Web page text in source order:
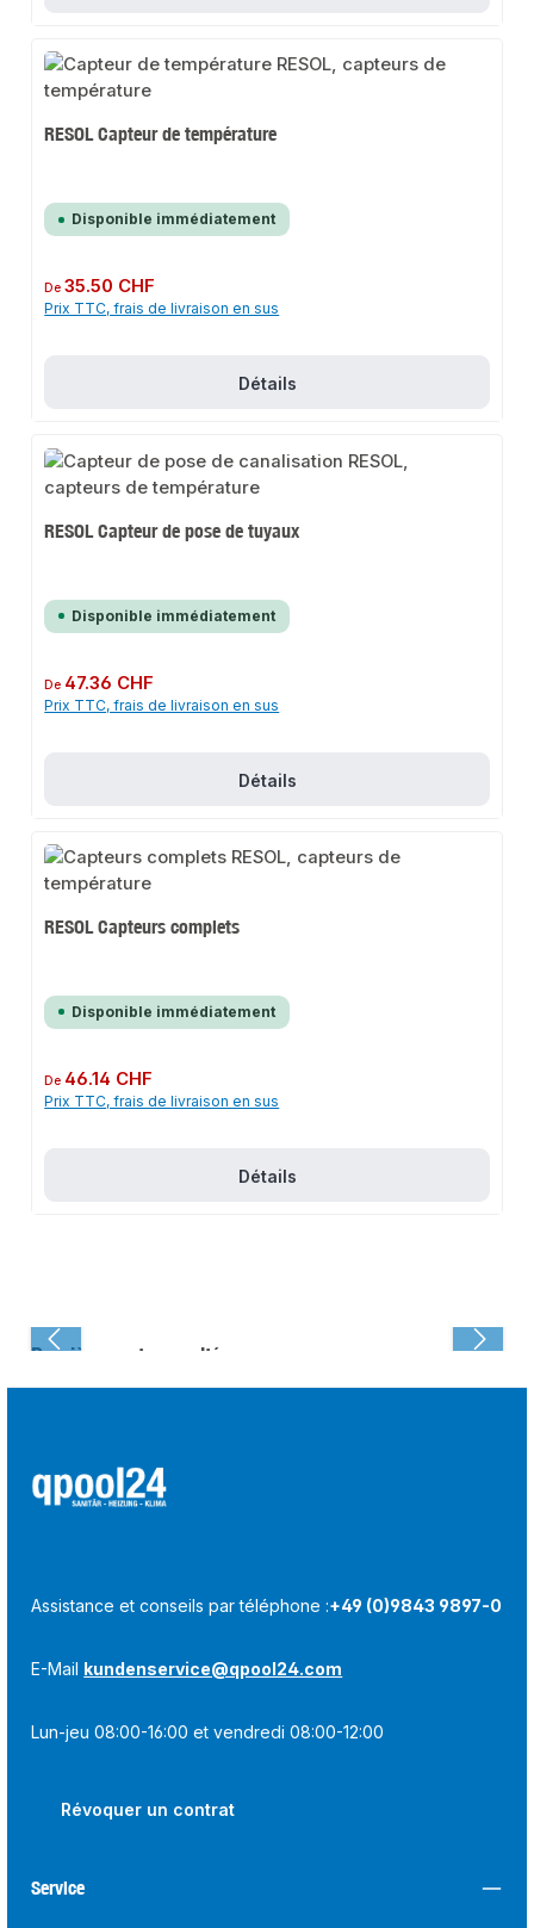
RESOL Capteur de température
Disponible immédiatement
Prix régulier :
De35.50 CHF
Prix TTC, frais de livraison en sus
Détails
RESOL Capteur de pose de tuyaux
Disponible immédiatement
Prix régulier :
De 47.36 CHF
Prix TTC, frais de livraison en sus
Détails
RESOL Capteurs complets
Disponible immédiatement
Prix régulier :
De 46.14 CHF
Prix TTC, frais de livraison en sus
Détails
Dernièrement consulté :
Assistance et conseils par téléphone :+49 (0)9843 9897-0
E-Mail kundenservice@qpool24.com
Lun-jeu 08:00-16:00 et vendredi 08:00-12:00
Révoquer un contrat
Service